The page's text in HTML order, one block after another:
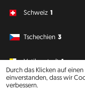
Durch das Klicken auf
einverstanden, dass wir
verbessern.
Schweiz 1
Tschechien 3
Vatikanstadt 1
Südamerika